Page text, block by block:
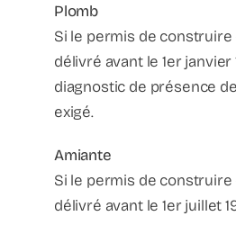
Plomb
Si le permis de construire
délivré avant le 1er janvier
diagnostic de présence
exigé.
Amiante
Si le permis de construire
délivré avant le 1er juillet